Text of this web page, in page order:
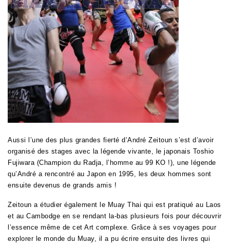
Aussi l’une des plus grandes fierté d’André Zeitoun s’est d’avoir
organisé des stages avec la légende vivante, le japonais Toshio
Fujiwara (Champion du Radja, l’homme au 99 KO !), une légende
qu’André a rencontré au Japon en 1995, les deux hommes sont
ensuite devenus de grands amis !
Zeitoun a étudier également le Muay Thai qui est pratiqué au Laos
et au Cambodge en se rendant la-bas plusieurs fois pour découvrir
l’essence même de cet Art complexe. Grâce à ses voyages pour
explorer le monde du Muay, il a pu écrire ensuite des livres qui